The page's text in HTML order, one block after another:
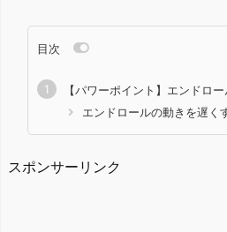
目次
【パワーポイント】エンドロ
エンドロールの動きを遅く
スポンサーリンク